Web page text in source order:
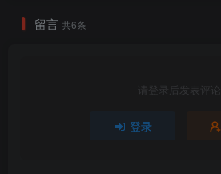
[2025.2.23]
留言 共6条
请登录后发表评论
登录